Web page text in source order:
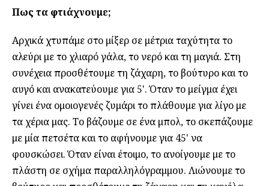
Πως τα φτιάχνουμε;
Αρχικά χτυπάμε στο μίξερ σε μέτρια ταχύτητα το
αλεύρι με το χλιαρό γάλα, το νερό και τη μαγιά. Στη
συνέχεια προσθέτουμε τη ζάχαρη, το βούτυρο και το
αυγό και ανακατεύουμε για 5'. Όταν το μείγμα έχει
γίνει ένα ομοιογενές ζυμάρι το πλάθουμε για λίγο με
τα χέρια μας. Το βάζουμε σε ένα μπολ, το σκεπάζουμε
με μία πετσέτα και το αφήνουμε για 45' να
φουσκώσει. Όταν είναι έτοιμο, το ανοίγουμε με το
πλάστη σε σχήμα παραλληλόγραμμου. Λιώνουμε το